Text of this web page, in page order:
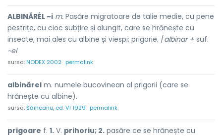
ALBINĂRÉL ~i m. Pasăre migratoare de talie medie, cu pene
pestrițe, cu cioc subțire și alungit, care se hrănește cu
insecte, mai ales cu albine și viespi; prigorie. /albinar + suf.
~el
sursa:NODEX 2002 permalink
albinărel m. numele bucovinean al prigorii (care se
hrănește cu albine).
sursa:Șăineanu, ed. VI 1929 permalink
prigoare f. 1. V. prihoriu; 2. pasăre ce se hrănește cu